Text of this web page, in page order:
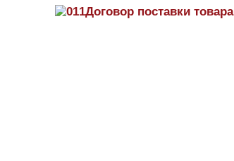
Договор поставки товара